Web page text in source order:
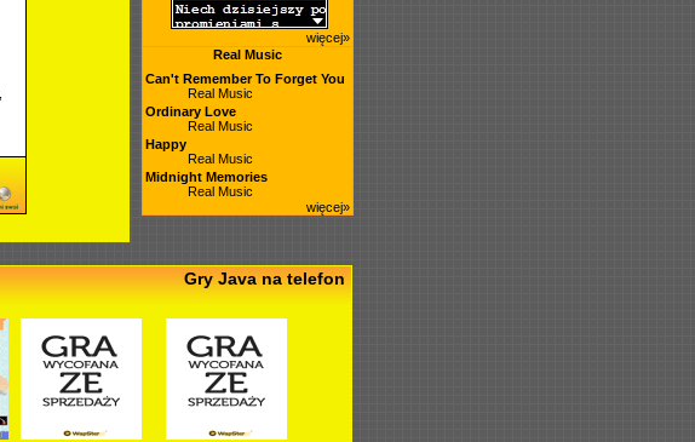
więcej»
Real Music
Can't Remember To Forget You
Real Music
Ordinary Love
Real Music
Happy
Real Music
Midnight Memories
Real Music
więcej»
Gry Java na telefon